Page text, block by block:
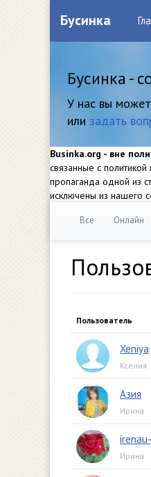
Бусинка
Бусинка -
У нас вы
или задать
Businka.org - вне
связанные с
пропаганда одной из
исключены из нашего
Все Онлайн
Пользователь
Xeniya
Ксения
Азия
Ирина
Ирина